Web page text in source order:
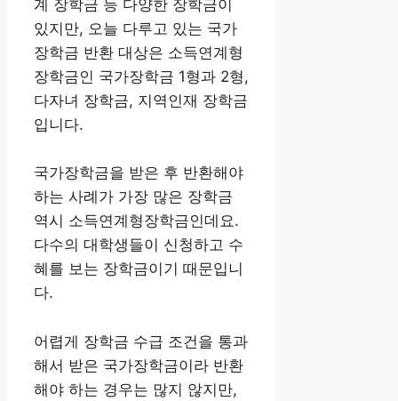
계 장학금 등 다양한 장학금이
있지만, 오늘 다루고 있는 국가
장학금 반환 대상은 소득연계형
장학금인 국가장학금 1형과 2형,
다자녀 장학금, 지역인재 장학금
입니다.
국가장학금을 받은 후 반환해야
하는 사례가 가장 많은 장학금
역시 소득연계형장학금인데요.
다수의 대학생들이 신청하고 수
혜를 보는 장학금이기 때문입니
다.
어렵게 장학금 수급 조건을 통과
해서 받은 국가장학금이라 반환
해야 하는 경우는 많지 않지만,